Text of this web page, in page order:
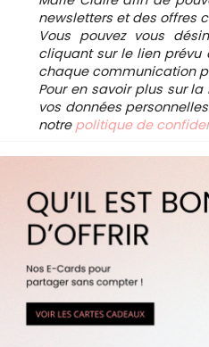
newsletters et des offres
Vous pouvez vous
cliquant sur le lien prévu
chaque communication
Pour en savoir plus sur
vos données
notre politique de